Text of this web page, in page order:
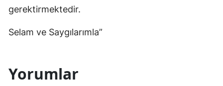
gerektirmektedir.
Selam ve Saygılarımla”
Yorumlar